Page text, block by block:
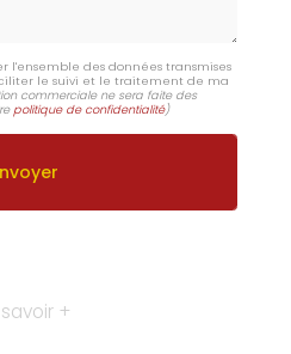
l'ensemble des données transmises
le suivi et le traitement de ma
commerciale ne sera faite des
politique de confidentialité)
savoir +